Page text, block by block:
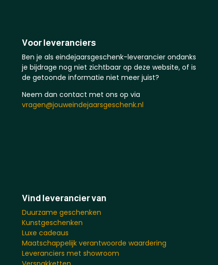
Voor leveranciers
Ben je als eindejaarsgeschenk-leverancier ondanks
je bijdrage nog niet zichtbaar op deze website, of is
de getoonde informatie niet meer juist?
Neem dan contact met ons op via
vragen@jouweindejaarsgeschenk.nl
Vind leverancier van
Duurzame geschenken
Kunstgeschenken
Luxe cadeaus
Maatschappelijk verantwoorde waardering
Leveranciers met showroom